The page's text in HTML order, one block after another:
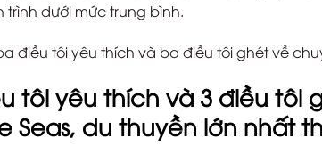
trình dưới mức trung bình.
điều tôi yêu thích và ba điều tôi ghét về
tôi yêu thích và 3 điều tôi
Seas, du thuyền lớn nhất